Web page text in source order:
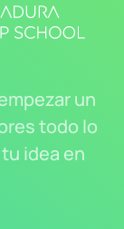
un
todo lo
idea en